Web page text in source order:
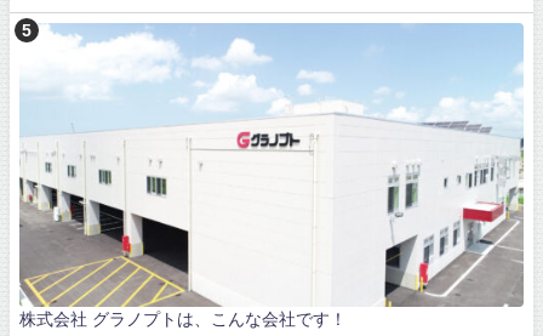
株式会社 グラノプトは、こんな会社です！